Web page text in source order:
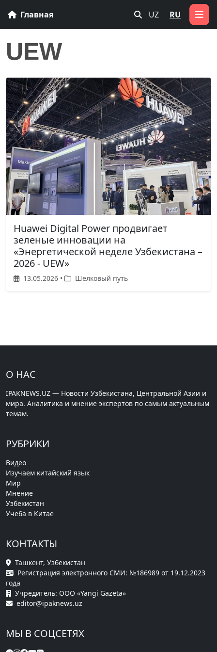
Главная UZ RU
UEW
Huawei Digital Power продвигает
зеленые инновации на
«Энергетической неделе Узбекистана –
2026 - UEW»
13.05.2026 • Шелковый путь
О НАС
IPAKNEWS.UZ — Новости Узбекистана, Центральной Азии и
мира. Аналитика и мнение экспертов по самым актуальным
темам.
РУБРИКИ
Видео
Изучаем китайский язык
Мир
Мнение
Узбекистан
Учеба в Китае
КОНТАКТЫ
Ташкент, Узбекистан
Регистрация электронного СМИ: №186989 от 19.12.2023
года
Учредитель: ООО «Yangi Gazeta»
editor@ipaknews.uz
МЫ В СОЦСЕТЯХ